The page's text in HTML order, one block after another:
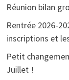
Réunion bilan
Rentrée 2026-
inscriptions et
Petit
Juillet !